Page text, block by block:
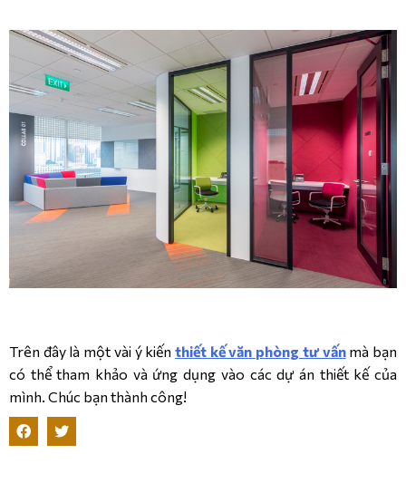
Trên đây là một vài ý kiến thiết kế văn phòng tư vấnmà bạn
có thể tham khảo và ứng dụng vào các dự án thiết kế của
mình. Chúc bạn thành công!